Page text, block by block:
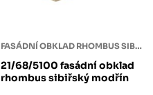
FASÁDNÍ OBKLAD RHOMBUS SIBIŘSKÝ MODŘÍN
21/68/5100 fasádní obklad
rhombus sibiřský modřín